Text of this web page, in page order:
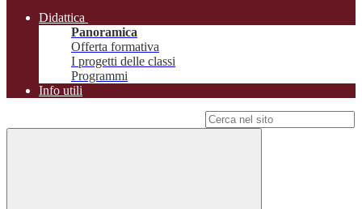
Didattica
Panoramica
Offerta formativa
I progetti delle classi
Programmi
Info utili